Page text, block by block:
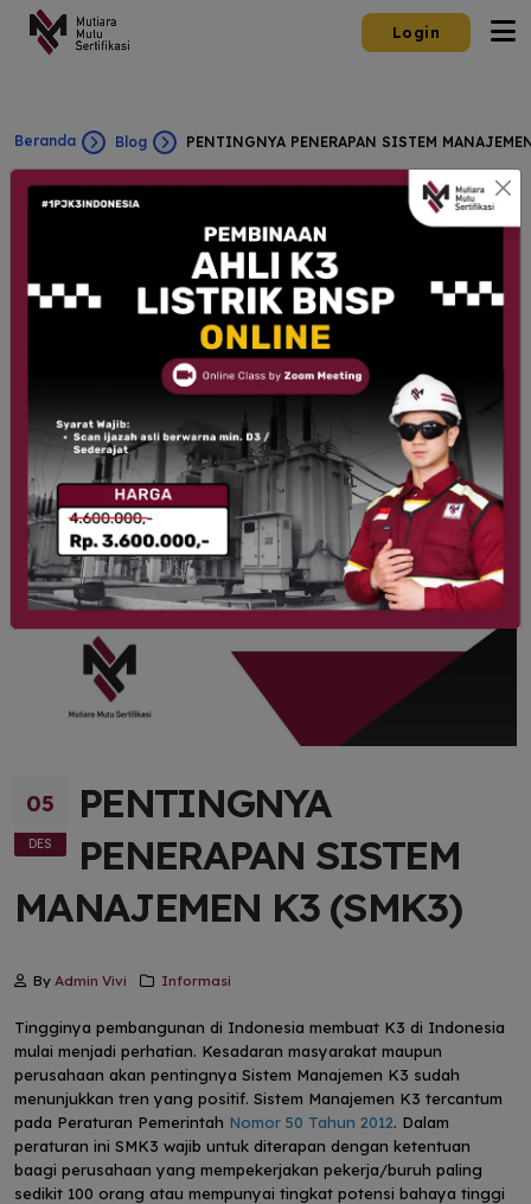
Login
Beranda Blog PENTINGNYA PENERAPAN SISTEM
05
DES
PENTINGNYA
PENERAPAN SISTEM
MANAJEMEN K3 (SMK3)
By Admin Vivi Informasi
Tingginya pembangunan di Indonesia membuat K3 di Indonesia
mulai menjadi perhatian. Kesadaran masyarakat maupun
perusahaan akan pentingnya Sistem Manajemen K3 sudah
menunjukkan tren yang positif. Sistem Manajemen K3 tercantum
pada Peraturan Pemerintah Nomor 50 Tahun 2012. Dalam
peraturan ini SMK3 wajib untuk diterapan dengan ketentuan
baagi perusahaan yang mempekerjakan pekerja/buruh paling
sedikit 100 orang atau mempunyai tingkat potensi bahaya tinggi